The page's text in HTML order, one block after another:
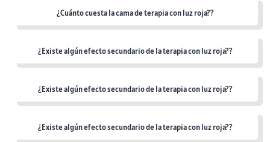
¿Cuánto cuesta la cama de terapia con luz roja??
¿Existe algún efecto secundario de la terapia con luz roja??
¿Existe algún efecto secundario de la terapia con luz roja??
¿Existe algún efecto secundario de la terapia con luz roja??